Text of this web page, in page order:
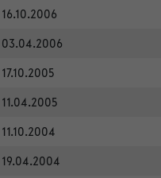
16.10.2006
03.04.2006
17.10.2005
11.04.2005
11.10.2004
19.04.2004